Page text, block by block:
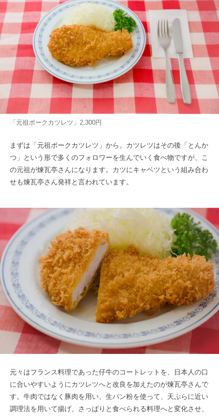
「元祖ポークカツレツ」2,300円
まずは「元祖ポークカツレツ」から。カツレツはその後「とんか
つ」という形で多くのフォロワーを生んでいく食べ物ですが、こ
の元祖が煉瓦亭さんになります。カツにキャベツという組み合わ
せも煉瓦亭さん発祥と言われています。
元々はフランス料理であった仔牛のコートレットを、日本人の口
に合いやすいようにカツレツへと改良を加えたのが煉瓦亭さんで
す。牛肉ではなく豚肉を用い、生パン粉を使って、天ぷらに近い
調理法を用いて揚げ、さっぱりと食べられる料理へと変化させ、